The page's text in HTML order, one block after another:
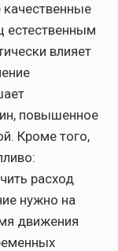
естественным
влияет
повышенное
Кроме того,
расход
нужно на
движения